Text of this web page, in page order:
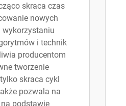
skraca czas
nowych
wykorzystaniu
i technik
producentom
tworzenie
skraca cykl
pozwala na
podstawie